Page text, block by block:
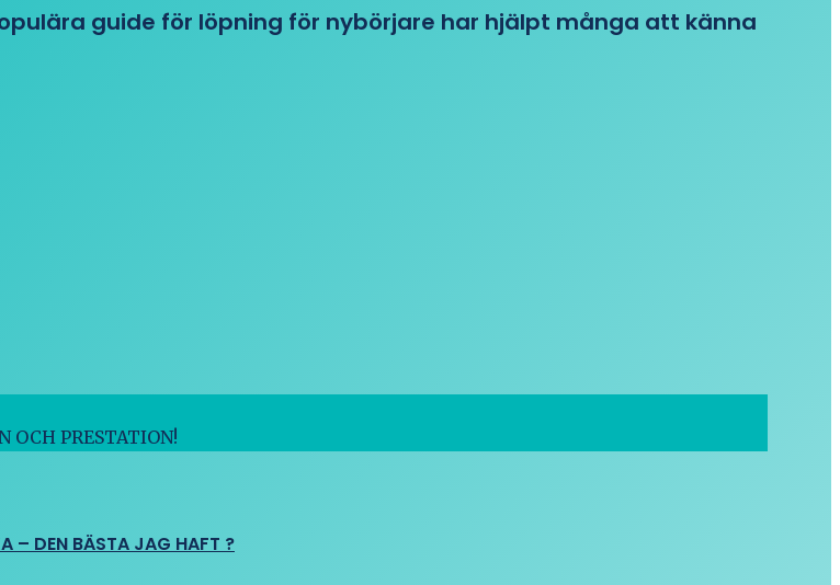
guide för löpning för nybörjare har hjälpt många att känna
OCH PRESTATION!
– DEN BÄSTA JAG HAFT ?